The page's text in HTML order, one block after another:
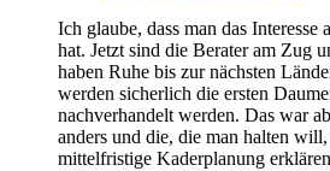
Ich glaube, dass man das Interesse
hat. Jetzt sind die Berater am Zug
haben Ruhe bis zur nächsten
werden sicherlich die ersten
nachverhandelt werden. Das war
anders und die, die man halten
mittelfristige Kaderplanung